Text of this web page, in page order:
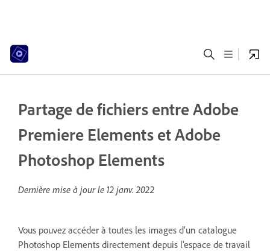
Partage de fichiers entre Adobe
Premiere Elements et Adobe
Photoshop Elements
Dernière mise à jour le 12 janv. 2022
Vous pouvez accéder à toutes les images d'un catalogue
Photoshop Elements directement depuis l'espace de travail